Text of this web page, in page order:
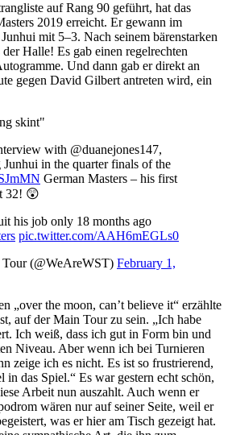
auf Rang 90 geführt, hat das
2019 erreicht. Er gewann im
mit 5–3. Nach seinem bärenstarken
Halle! Es gab einen regelrechten
Und dann gab er direkt an
gegen David Gilbert antreten wird, ein
skint"
with @duanejones147,
in the quarter finals of the
German Masters – his first
32! 😲
his job only 18 months ago
pic.twitter.com/AAH6mEGLs0
(@WeAreWST) February 1,
„over the moon, can’t believe it“ erzählte
auf der Main Tour zu sein. „Ich habe
Ich weiß, dass ich gut in Form bin und
Niveau. Aber wenn ich bei Turnieren
zeige ich es nicht. Es ist so frustrierend,
in das Spiel.“ Es war gestern echt schön,
Arbeit nun auszahlt. Auch wenn er
wären nur auf seiner Seite, weil er
was er hier am Tisch gezeigt hat.